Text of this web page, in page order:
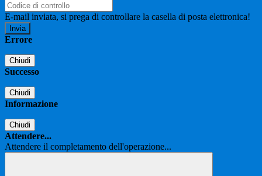
E-mail inviata, si prega di controllare la casella di posta elettronica!
Errore
Chiudi
Successo
Chiudi
Informazione
Chiudi
Attendere...
Attendere il completamento dell'operazione...